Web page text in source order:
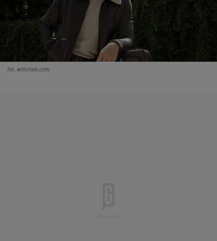
fot. wittchen.com